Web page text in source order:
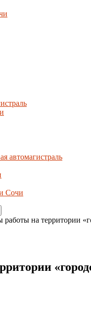
автомагистраль
Сочи
работы на территории